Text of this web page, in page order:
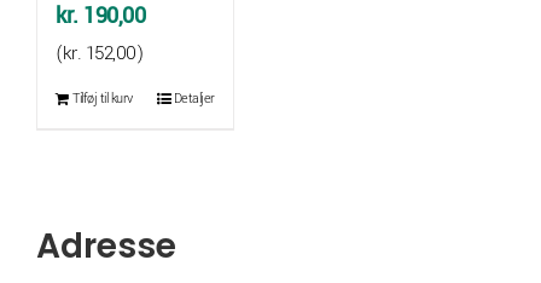
kr. 190,00
(kr. 152,00)
Tilføj til kurv Detaljer
Adresse